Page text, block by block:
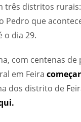
distritos
Pedro que
o dia 29.
com centenas de
em Feira
dos distrito de